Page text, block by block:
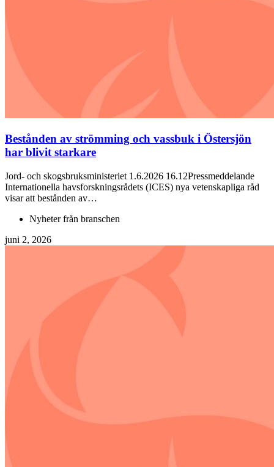
Bestånden av strömming och vassbuk i Östersjön
har blivit starkare
Jord- och skogsbruksministeriet 1.6.2026 16.12Pressmeddelande
Internationella havsforskningsrådets (ICES) nya vetenskapliga råd
visar att bestånden av…
Nyheter från branschen
juni 2, 2026